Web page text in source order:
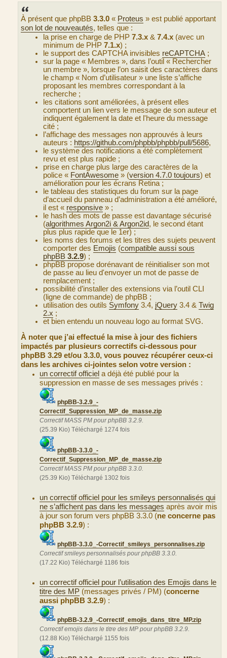
À présent que phpBB 3.3.0 « Proteus » est publié apportant
son lot de nouveautés, telles que :
la prise en charge de PHP7.3.x &7.4.x (avec un
minimum de PHP7.1.x) ;
le support des CAPTCHA invisibles reCAPTCHA ;
sur la page « Membres », dans l’outil « Rechercher
un membre », lorsque l’on saisit des caractères dans
le champ « Nom d’utilisateur » une liste s’affiche
proposant les membres correspondant à la
recherche ;
les citations sont améliorées, à présent elles
comportent un lien vers le message de son auteur et
indiquent également la date et l'heure du message
cité ;
l’affichage des messages non approuvés à leurs
auteurs : https://github.com/phpbb/phpbb/pull/5686,
le système des notifications a été complètement
revu et est plus rapide ;
prise en charge plus large des caractères de la
police « FontAwesome » (version 4.7.0 toujours) et
amélioration pour les écrans Retina ;
le tableau des statistiques du forum sur la page
d’accueil du panneau d’administration a été amélioré,
il est « responsive » ;
le hash des mots de passe est davantage sécurisé
(algorithmes Argon2i & Argon2id, le second étant
plus plus rapide que le 1er) ;
les noms des forums et les titres des sujets peuvent
comporter des Emojis (compatible aussi sous
phpBB3.2.9) ;
phpBB propose dorénavant de réinitialiser son mot
de passe au lieu d'envoyer un mot de passe de
remplacement ;
possibilité d’installer des extensions via l’outil CLI
(ligne de commande) de phpBB ;
utilisation des outils Symfony 3.4, jQuery 3.4 &Twig
2.x ;
et bien entendu un nouveau logo au format SVG.
À noter que j’ai effectué la mise à jour des fichiers
impactés par plusieurs correctifs ci-dessous pour
phpBB 3.29 et/ou 3.3.0, vous pouvez récupérer ceux-ci
dans les archives ci-jointes selon votre version :
un correctif officiel a déjà été publié pour la
suppression en masse de ses messages privés :
phpBB-3.2.9_-
Correctif_Suppression_MP_de_masse.zip
Correctif MASS PM pour phpBB 3.2.9.
(25.39 Kio) Téléchargé 1274 fois
phpBB-3.3.0_-
Correctif_Suppression_MP_de_masse.zip
Correctif MASS PM pour phpBB 3.3.0.
(25.39 Kio) Téléchargé 1302 fois
un correctif officiel pour les smileys personnalisés qui
ne s’affichent pas dans les messages après avoir mis
à jour son forum vers phpBB 3.3.0 (ne concerne pas
phpBB 3.2.9) :
phpBB-3.3.0_-Correctif_smileys_personnalises.zip
Correctif smileys personnalisés pour phpBB 3.3.0.
(17.22 Kio) Téléchargé 1186 fois
un correctif officiel pour l’utilisation des Emojis dans le
titre des MP (messages privés / PM) (concerne
aussi phpBB 3.2.9) :
phpBB-3.2.9_-Correctif_emojis_dans_titre_MP.zip
Correctif emojis dans le titre des MP pour phpBB 3.2.9.
(12.88 Kio) Téléchargé 1155 fois